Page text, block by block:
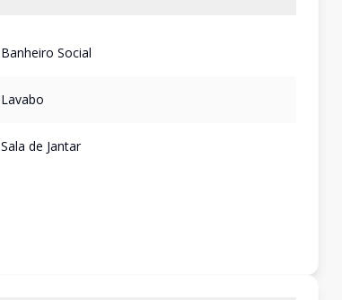
Banheiro Social
Lavabo
Sala de Jantar